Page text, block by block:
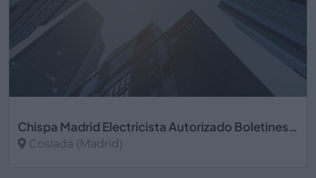
Chispa Madrid Electricista Autorizado Boletines Certificados Electricos en Madrid
Coslada (Madrid)